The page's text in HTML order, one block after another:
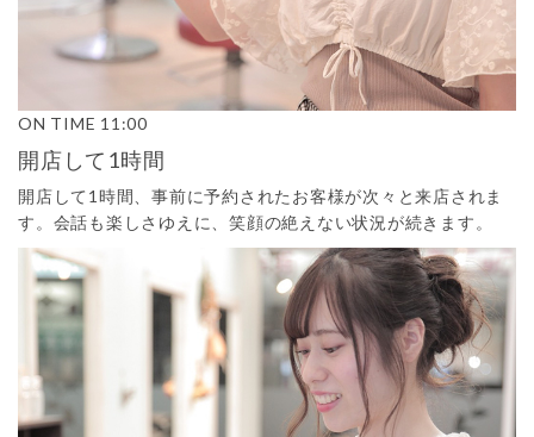
ON TIME 11:00
開店して1時間
開店して1時間、事前に予約されたお客様が次々と来店されま
す。会話も楽しさゆえに、笑顔の絶えない状況が続きます。